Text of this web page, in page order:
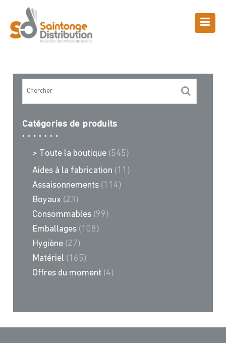
content
Boutique
Catégories de produits
> Toute la boutique (545)
Aides à la fabrication (11)
Assaisonnements (114)
Boyaux (23)
Consommables (99)
Emballages (108)
Hygiène (27)
Matériel (165)
Offres du moment (4)